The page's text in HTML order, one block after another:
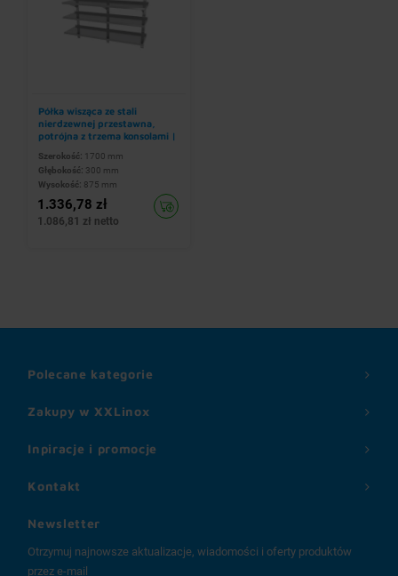
Półka wisząca ze stali
nierdzewnej przestawna,
potrójna z trzema konsolami |
Szerokość: 1700 mm
Głębokość: 300 mm
Wysokość: 875 mm
1.336,78 zł
1.086,81 zł netto
Zakupy w XXLinox
Inpiracje i promocje
Polecane kategorie
Kontakt
Newsletter
Otrzymuj najnowsze aktualizacje, wiadomości i oferty produktów
przez e-mail